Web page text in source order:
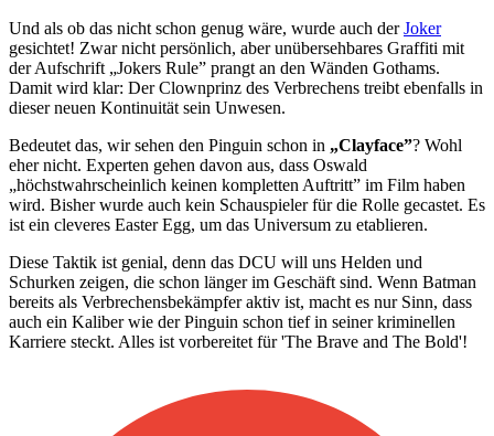
Und als ob das nicht schon genug wäre, wurde auch derJoker
gesichtet! Zwar nicht persönlich, aber unübersehbares Graffiti mit
der Aufschrift „Jokers Rule” prangt an den Wänden Gothams.
Damit wird klar: Der Clownprinz des Verbrechens treibt ebenfalls in
dieser neuen Kontinuität sein Unwesen.
Bedeutet das, wir sehen den Pinguin schon in „Clayface”? Wohl
eher nicht. Experten gehen davon aus, dass Oswald
„höchstwahrscheinlich keinen kompletten Auftritt” im Film haben
wird. Bisher wurde auch kein Schauspieler für die Rolle gecastet. Es
ist ein cleveres Easter Egg, um das Universum zu etablieren.
Diese Taktik ist genial, denn das DCU will uns Helden und
Schurken zeigen, die schon länger im Geschäft sind. Wenn Batman
bereits als Verbrechensbekämpfer aktiv ist, macht es nur Sinn, dass
auch ein Kaliber wie der Pinguin schon tief in seiner kriminellen
Karriere steckt. Alles ist vorbereitet für 'The Brave and The Bold'!